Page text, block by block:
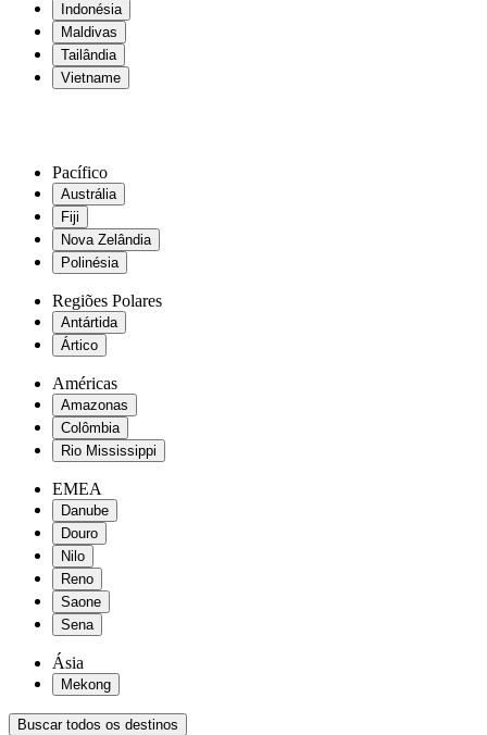
Indonésia
Maldivas
Tailândia
Vietname
Pacífico
Austrália
Fiji
Nova Zelândia
Polinésia
Regiões Polares
Antártida
Ártico
Américas
Amazonas
Colômbia
Rio Mississippi
EMEA
Danube
Douro
Nilo
Reno
Saone
Sena
Ásia
Mekong
Buscar todos os destinos